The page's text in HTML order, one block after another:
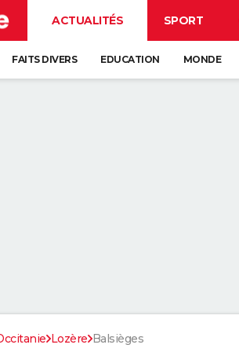
ACTUALITÉS SPORT
FAITS DIVERS EDUCATION MONDE
Lozère Balsièges